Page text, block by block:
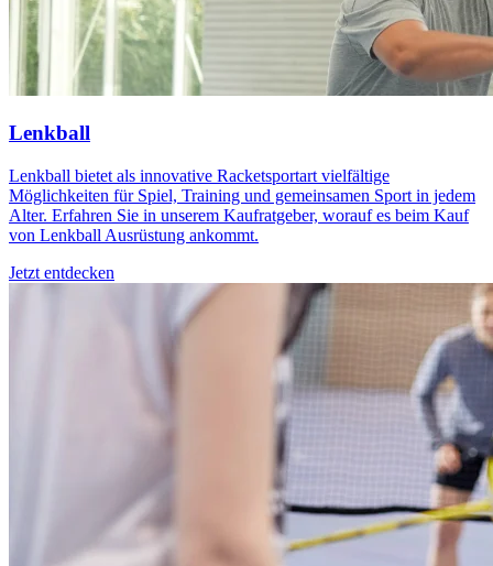
Lenkball
Lenkball bietet als innovative Racketsportart vielfältige
Möglichkeiten für Spiel, Training und gemeinsamen Sport in jedem
Alter. Erfahren Sie in unserem Kaufratgeber, worauf es beim Kauf
von Lenkball Ausrüstung ankommt.
Jetzt entdecken